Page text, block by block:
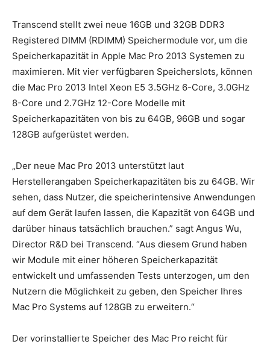
Transcend stellt zwei neue 16GB und 32GB DDR3
Registered DIMM (RDIMM) Speichermodule vor, um die
Speicherkapazität in Apple Mac Pro 2013 Systemen zu
maximieren. Mit vier verfügbaren Speicherslots, können
die Mac Pro 2013 Intel Xeon E5 3.5GHz 6-Core, 3.0GHz
8-Core und 2.7GHz 12-Core Modelle mit
Speicherkapazitäten von bis zu 64GB, 96GB und sogar
128GB aufgerüstet werden.
„Der neue Mac Pro 2013 unterstützt laut
Herstellerangaben Speicherkapazitäten bis zu 64GB. Wir
sehen, dass Nutzer, die speicherintensive Anwendungen
auf dem Gerät laufen lassen, die Kapazität von 64GB und
darüber hinaus tatsächlich brauchen.” sagt Angus Wu,
Director R&D bei Transcend. “Aus diesem Grund haben
wir Module mit einer höheren Speicherkapazität
entwickelt und umfassenden Tests unterzogen, um den
Nutzern die Möglichkeit zu geben, den Speicher Ihres
Mac Pro Systems auf 128GB zu erweitern.“
Der vorinstallierte Speicher des Mac Pro reicht für